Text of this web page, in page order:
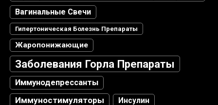
Вагинальные Свечи
Гипертоническая Болезнь Препараты
Жаропонижающие
Заболевания Горла Препараты
Иммунодепрессанты
Иммуностимуляторы Инсулин